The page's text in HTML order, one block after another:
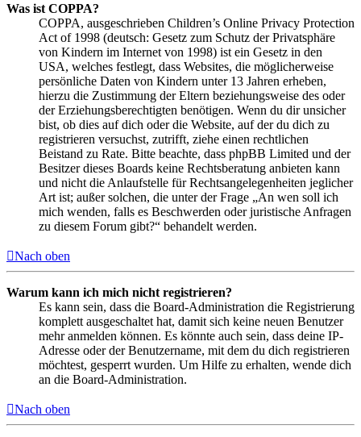
Was ist COPPA?
COPPA, ausgeschrieben Children’s Online Privacy Protection
Act of 1998 (deutsch: Gesetz zum Schutz der Privatsphäre
von Kindern im Internet von 1998) ist ein Gesetz in den
USA, welches festlegt, dass Websites, die möglicherweise
persönliche Daten von Kindern unter 13 Jahren erheben,
hierzu die Zustimmung der Eltern beziehungsweise des oder
der Erziehungsberechtigten benötigen. Wenn du dir unsicher
bist, ob dies auf dich oder die Website, auf der du dich zu
registrieren versuchst, zutrifft, ziehe einen rechtlichen
Beistand zu Rate. Bitte beachte, dass phpBB Limited und der
Besitzer dieses Boards keine Rechtsberatung anbieten kann
und nicht die Anlaufstelle für Rechtsangelegenheiten jeglicher
Art ist; außer solchen, die unter der Frage „An wen soll ich
mich wenden, falls es Beschwerden oder juristische Anfragen
zu diesem Forum gibt?“ behandelt werden.
Nach oben
Warum kann ich mich nicht registrieren?
Es kann sein, dass die Board-Administration die Registrierung
komplett ausgeschaltet hat, damit sich keine neuen Benutzer
mehr anmelden können. Es könnte auch sein, dass deine IP-
Adresse oder der Benutzername, mit dem du dich registrieren
möchtest, gesperrt wurden. Um Hilfe zu erhalten, wende dich
an die Board-Administration.
Nach oben